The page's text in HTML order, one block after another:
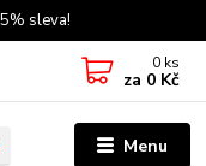
sleva!
Menu
0 ks
za 0 Kč